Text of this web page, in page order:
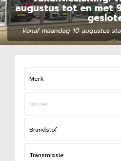
augustus tot en met
Vanaf maandag 10 augustus